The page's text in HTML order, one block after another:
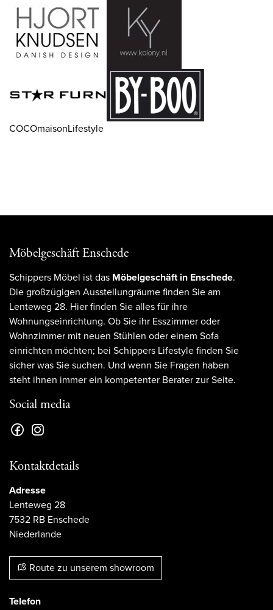
COCOmaisonLifestyle
Möbelgeschäft Enschede
Schippers Möbel ist das Möbelgeschäft in Enschede.
Die großzügigen Ausstellungräume finden Sie am
Lenteweg 28. Hier finden Sie alles für ihre
Wohnungseinrichtung. Ob Sie ihr Esszimmer oder
Wohnzimmer mit neuen Stühlen oder einem Sofa
einrichten möchten; bei Schippers Lifestyle finden Sie
sicher was Sie suchen. Und wenn Sie Fragen haben
steht ihnen immer ein kompetenter Berater zur Seite.
Social media
Kontaktdetails
Adresse
Lenteweg 28
7532 RB Enschede
Niederlande
Route zu unserem showroom
Telefon